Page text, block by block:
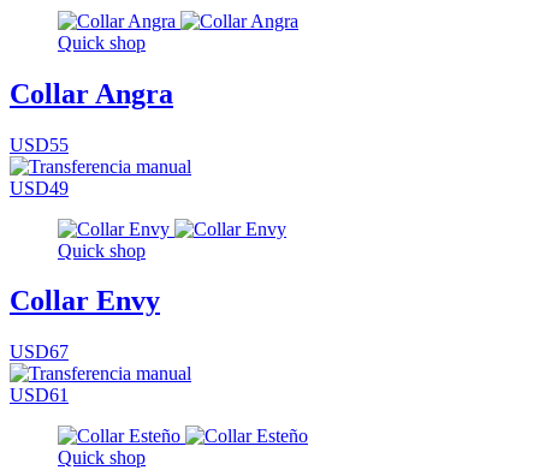
Quick shop
Collar Angra
USD55
USD49
Quick shop
Collar Envy
USD67
USD61
Quick shop